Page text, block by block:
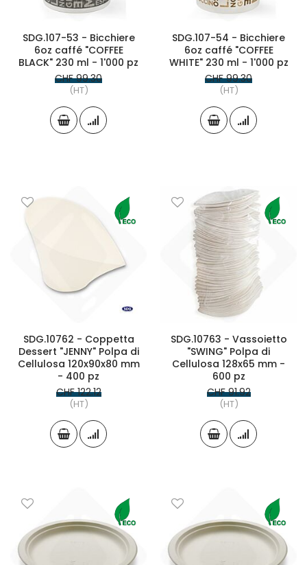
SDG.107-53 - Bicchiere
6oz caffé "COFFEE
BLACK" 230 ml - 1'000 pz
CHF 99.30
(HT)
SDG.107-54 - Bicchiere
6oz caffé "COFFEE
WHITE" 230 ml - 1'000 pz
CHF 99.30
(HT)
SDG.10762 - Coppetta
Dessert "JENNY" Polpa di
Cellulosa 120x90x80 mm
- 400 pz
CHF 122.12
(HT)
SDG.10763 - Vassoietto
"SWING" Polpa di
Cellulosa 128x65 mm -
600 pz
CHF 91.92
(HT)